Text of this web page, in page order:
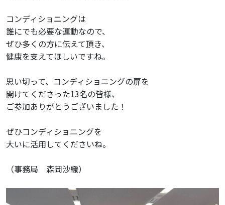
コンディショニングは
誰にでも必要な運動なので、
ぜひ多くの方に伝えて頂き、
健康を支えてほしいですね。
思い切って、コンディショニングの扉を
開けてくださった13名の皆様、
ご参加ありがとうございました！
ぜひコンディショニングを
大いに活用してくださいね。
（事務局 森岡沙織）